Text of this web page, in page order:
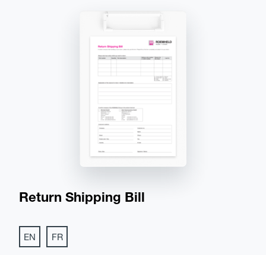
Return Shipping Bill
EN FR